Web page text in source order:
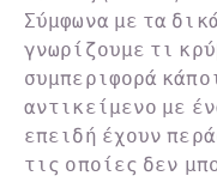
Σύμφωνα με τα
γνωρίζουμε τι
συμπεριφορά
αντικείμενο με
επειδή έχουν
τις οποίες δεν